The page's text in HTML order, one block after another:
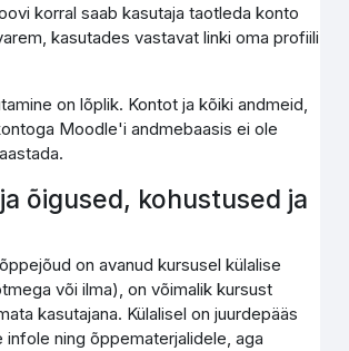
korral saab kasutaja taotleda konto
kasutades vastavat linki oma profiili
on lõplik. Kontot ja kõiki andmeid,
Moodle'i andmebaasis ei ole
õigused, kohustused ja
on avanud kursusel külalise
või ilma), on võimalik kursust
kasutajana. Külalisel on juurdepääs
infole ning õppematerjalidele, aga